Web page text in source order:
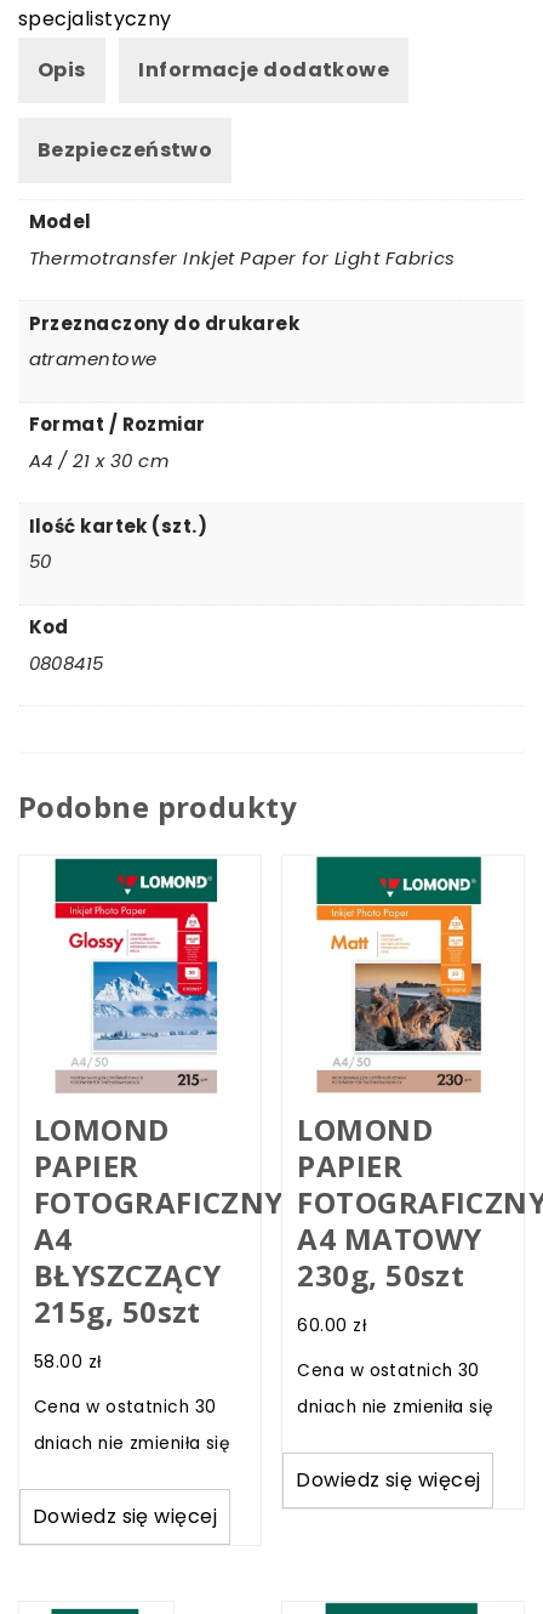
DLA
JASNYCH
50
szt
specjalistyczny
Opis
Informacje dodatkowe
Bezpieczeństwo
Model
Thermotransfer Inkjet Paper for Light Fabrics
Przeznaczony do drukarek
atramentowe
Format / Rozmiar
A4 / 21 x 30 cm
Ilość kartek (szt.)
50
Kod
0808415
Podobne produkty
LOMOND
PAPIER
FOTOGRAFICZNY
A4
BŁYSZCZĄCY
215g, 50szt
58.00 zł
Cena w ostatnich 30
dniach nie zmieniła się
Dowiedz się więcej
LOMOND
PAPIER
A4 MATOWY
230g, 50szt
60.00 zł
Cena w ostatnich 30
dniach nie zmieniła się
Dowiedz się więcej